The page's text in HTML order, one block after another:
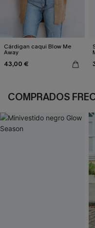
Cárdigan caqui Blow Me
Away
43,00 €
COMPRADOS